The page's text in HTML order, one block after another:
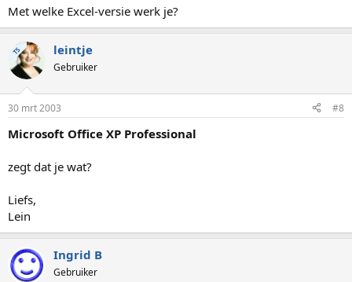
Met welke Excel-versie werk je?
TS leintje
Gebruiker
30 mrt 2003 #8
Microsoft Office XP Professional
zegt dat je wat?
Liefs,
Lein
Ingrid B
Gebruiker